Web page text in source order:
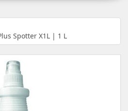
Spotter X1L | 1 L